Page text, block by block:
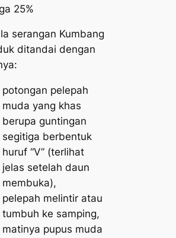
25%
serangan Kumbang
ditandai dengan
potongan pelepah
muda yang khas
berupa guntingan
segitiga berbentuk
huruf “V” (terlihat
jelas setelah daun
membuka),
pelepah melintir atau
tumbuh ke samping,
matinya pupus muda